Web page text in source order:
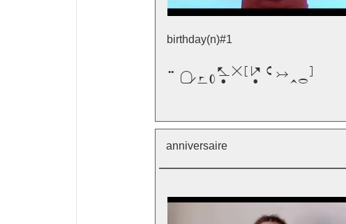
birthday(n)#1

anniversaire